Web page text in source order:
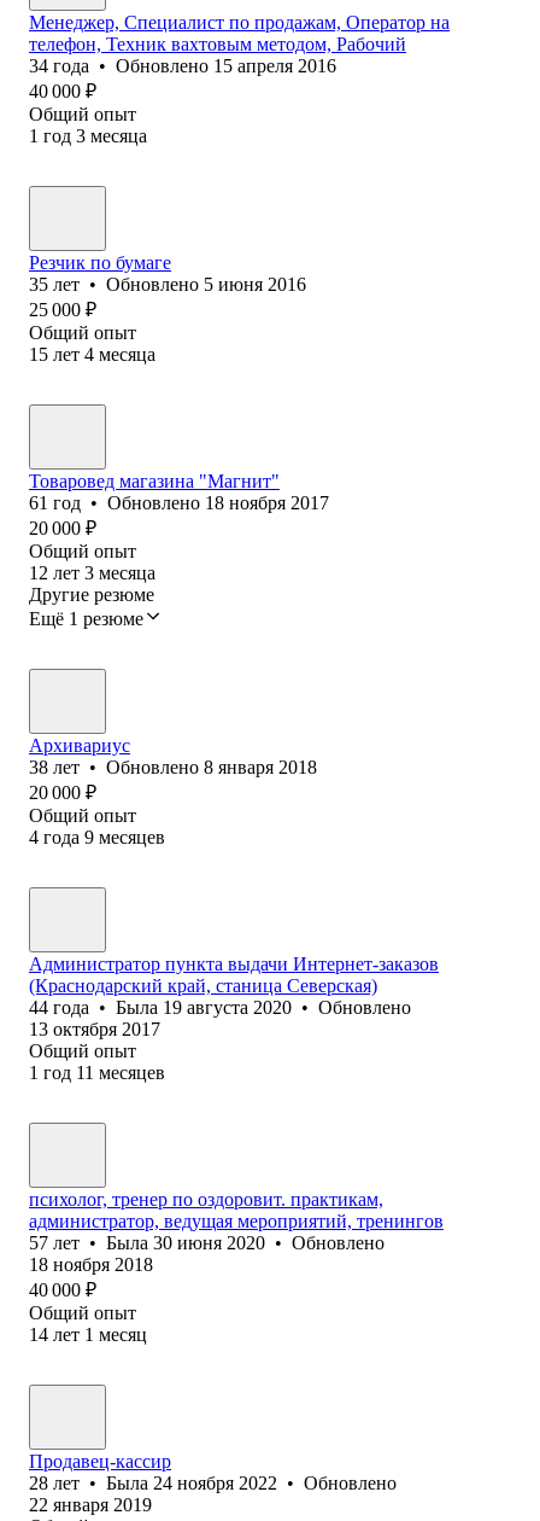
Менеджер, Специалист по продажам, Оператор на
телефон, Техник вахтовым методом, Рабочий
34 года • Обновлено 15 апреля 2016
40 000 ₽
Общий опыт
1 год 3 месяца
Резчик по бумаге
35 лет • Обновлено 5 июня 2016
25 000 ₽
Общий опыт
15 лет 4 месяца
Товаровед магазина "Магнит"
61 год • Обновлено 18 ноября 2017
20 000 ₽
Общий опыт
12 лет 3 месяца
Другие резюме
Ещё 1 резюме
Архивариус
38 лет • Обновлено 8 января 2018
20 000 ₽
Общий опыт
4 года 9 месяцев
Администратор пункта выдачи Интернет-заказов
(Краснодарский край, станица Северская)
44 года • Была 19 августа 2020 • Обновлено
13 октября 2017
Общий опыт
1 год 11 месяцев
психолог, тренер по оздоровит. практикам,
администратор, ведущая мероприятий, тренингов
57 лет • Была 30 июня 2020 • Обновлено
18 ноября 2018
40 000 ₽
Общий опыт
14 лет 1 месяц
Продавец-кассир
28 лет • Была 24 ноября 2022 • Обновлено
22 января 2019